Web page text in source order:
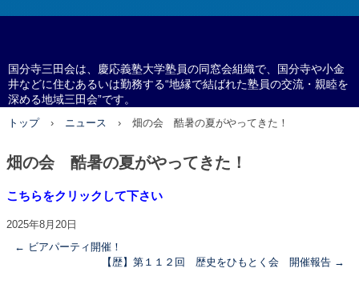
国分寺三田会
国分寺三田会は、慶応義塾大学塾員の同窓会組織で、国分寺や小金
井などに住むあるいは勤務する“地縁で結ばれた塾員の交流・親睦を
深める地域三田会”です。
トップ › ニュース › 畑の会 酷暑の夏がやってきた！
畑の会 酷暑の夏がやってきた！
こちらをクリックして下さい
2025年8月20日
← ビアパーティ開催！
【歴】第１１２回 歴史をひもとく会 開催報告 →